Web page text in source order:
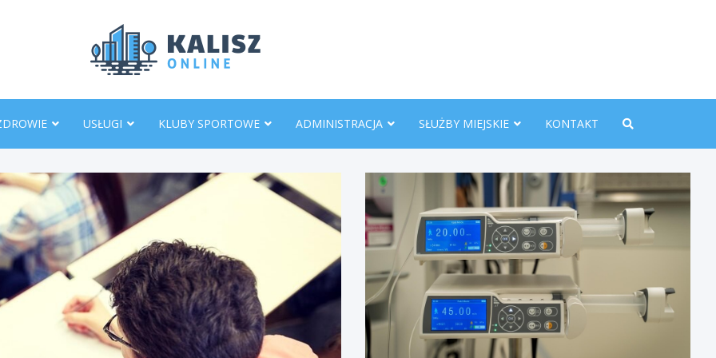
USŁUGI KLUBY SPORTOWE ADMINISTRACJA SŁUŻBY MIEJSKIE KONTAKT